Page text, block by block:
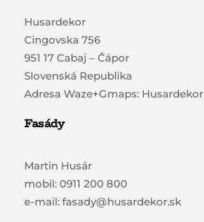
Husardekor
Cingovska 756
951 17 Cabaj – Čápor
Slovenská Republika
Adresa Waze+Gmaps: Husardekor
Fasády
Martin Husár
mobil: 0911 200 800
e-mail: fasady@husardekor.sk